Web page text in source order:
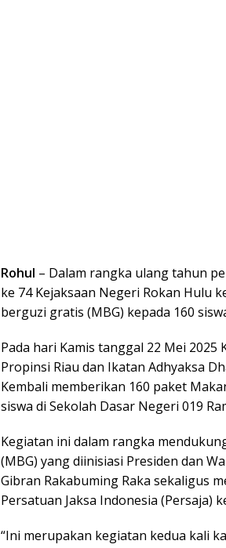
Rohul – Dalam rangka ulang tahun
ke 74 Kejaksaan Negeri Rokan Hulu
berguzi gratis (MBG) kepada 160
Pada hari Kamis tanggal 22 Mei 2025
Propinsi Riau dan Ikatan Adhyaksa
Kembali memberikan 160 paket
siswa di Sekolah Dasar Negeri 019
Kegiatan ini dalam rangka
(MBG) yang diinisiasi Presiden dan
Gibran Rakabuming Raka sekaligus
Persatuan Jaksa Indonesia (Persaja)
“Ini merupakan kegiatan kedua kali